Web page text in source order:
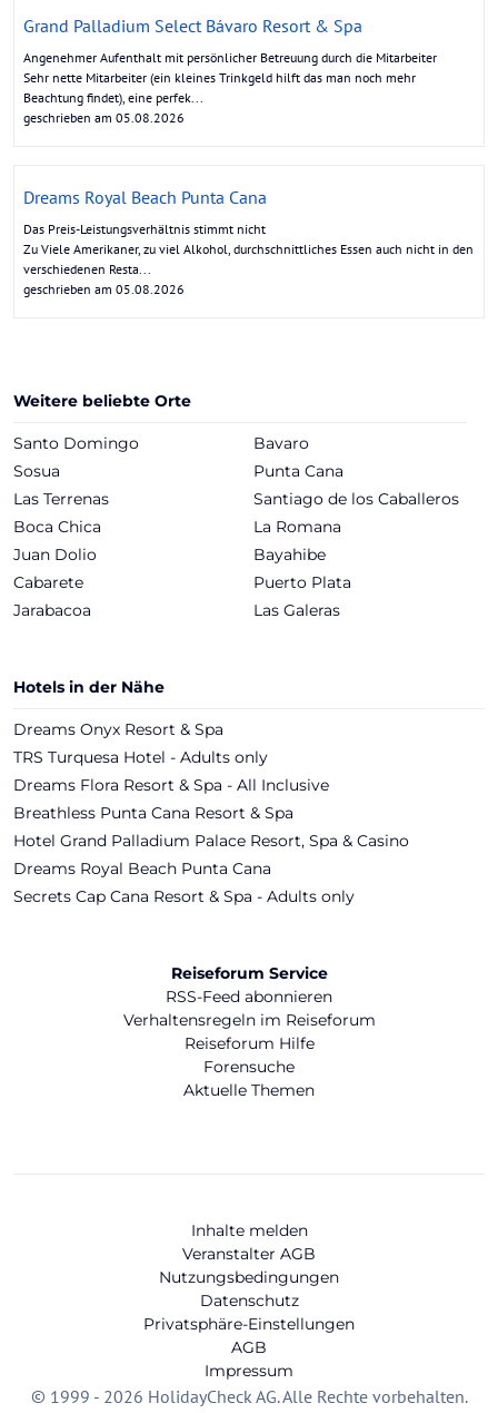
Grand Palladium Select Bávaro Resort & Spa
Angenehmer Aufenthalt mit persönlicher Betreuung durch die Mitarbeiter
Sehr nette Mitarbeiter (ein kleines Trinkgeld hilft das man noch mehr
Beachtung findet), eine perfek...
geschrieben am 05.08.2026
Dreams Royal Beach Punta Cana
Das Preis-Leistungsverhältnis stimmt nicht
Zu Viele Amerikaner, zu viel Alkohol, durchschnittliches Essen auch nicht in den
verschiedenen Resta...
geschrieben am 05.08.2026
Weitere beliebte Orte
Santo Domingo
Bavaro
Sosua
Punta Cana
Las Terrenas
Santiago de los Caballeros
Boca Chica
La Romana
Juan Dolio
Bayahibe
Cabarete
Puerto Plata
Jarabacoa
Las Galeras
Hotels in der Nähe
Dreams Onyx Resort & Spa
TRS Turquesa Hotel - Adults only
Dreams Flora Resort & Spa - All Inclusive
Breathless Punta Cana Resort & Spa
Hotel Grand Palladium Palace Resort, Spa & Casino
Dreams Royal Beach Punta Cana
Secrets Cap Cana Resort & Spa - Adults only
Reiseforum Service
RSS-Feed abonnieren
Verhaltensregeln im Reiseforum
Reiseforum Hilfe
Forensuche
Aktuelle Themen
Inhalte melden
Veranstalter AGB
Nutzungsbedingungen
Datenschutz
Privatsphäre-Einstellungen
AGB
Impressum
© 1999 - 2026 HolidayCheck AG. Alle Rechte vorbehalten.